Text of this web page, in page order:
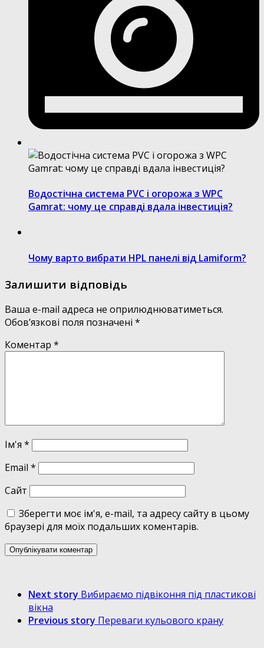
Водостічна система PVC і огорожа з WPC
Gamrat: чому це справді вдала інвестиція?
Чому варто вибрати HPL панелі від Lamiform?
Залишити відповідь
Ваша e-mail адреса не оприлюднюватиметься.
Обов’язкові поля позначені *
Коментар *
Ім'я *
Email *
Сайт
Зберегти моє ім'я, e-mail, та адресу сайту в цьому
браузері для моїх подальших коментарів.
Next story Вибираємо підвіконня під пластикові
вікна
Previous story Переваги кульового крану